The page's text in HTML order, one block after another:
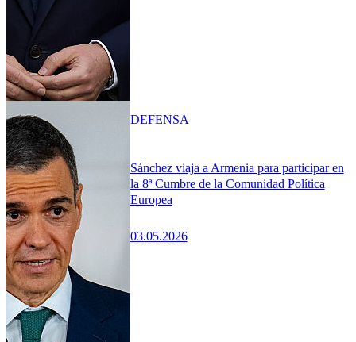
Sánchez viaja a Armenia para participar en
la 8ª Cumbre de la Comunidad Política
Europea
03.05.2026
DEFENSA